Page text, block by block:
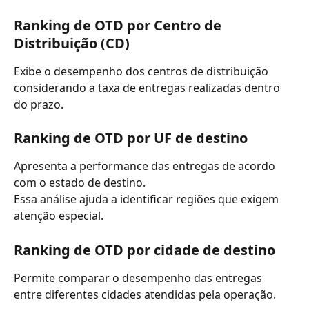
Ranking de OTD por Centro de
Distribuição (CD)
Exibe o desempenho dos centros de distribuição
considerando a taxa de entregas realizadas dentro
do prazo.
Ranking de OTD por UF de destino
Apresenta a performance das entregas de acordo
com o estado de destino.
Essa análise ajuda a identificar regiões que exigem
atenção especial.
Ranking de OTD por cidade de destino
Permite comparar o desempenho das entregas
entre diferentes cidades atendidas pela operação.